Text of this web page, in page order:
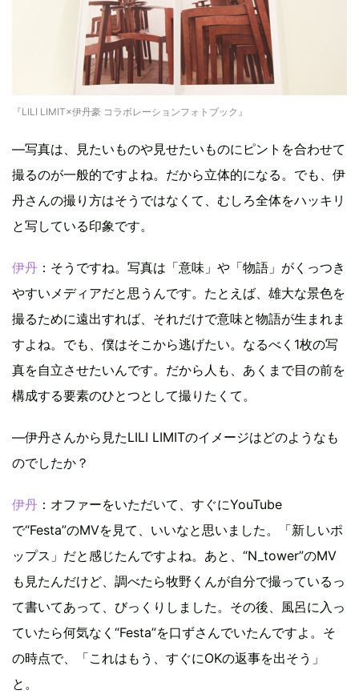
『LILI LIMIT×伊丹豪 コラボレーションフォトブック』
―写真は、見たいものや見せたいものにピントを合わせて
撮るのが一般的ですよね。だから立体的になる。でも、伊
丹さんの撮り方はそうではなくて、むしろ全体をハッキリ
と写している印象です。
伊丹 ：そうですね。写真は「意味」や「物語」がくっつき
やすいメディアだと思うんです。たとえば、雄大な景色を
撮るために遠出すれば、それだけで意味と物語が生まれま
すよね。でも、僕はそこから逃げたい。なるべく1枚の写
真を自立させたいんです。だから人も、あくまで目の前を
構成する要素のひとつとして撮りたくて。
―伊丹さんから見たLILI LIMITのイメージはどのようなも
のでしたか？
伊丹 ：オファーをいただいて、すぐにYouTube
で“Festa”のMVを見て、いいなと思いました。「新しいポ
ップス」だと感じたんですよね。あと、“N_tower”のMV
も見たんだけど、調べたら牧野くんが自分で撮っているっ
て書いてあって、びっくりしました。その後、風呂に入っ
ていたら何気なく“Festa”を口ずさんでいたんですよ。そ
の時点で、「これはもう、すぐにOKの返事を出そう」
と。